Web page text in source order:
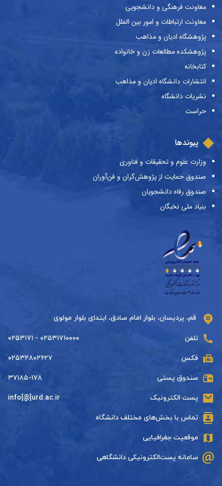
معاونت فرهنگی و دانشجویی
معاونت ارتباطات و امور بین الملل
پژوهشگاه ادیان و مذاهب
پژوهشکده مطالعات زن و خانواده
کتابخانه
انتشارات دانشگاه ادیان و مذاهب
نشریات دانشگاه
حراست
پیوندها
وزارت علوم و تحقیقات و فناوری
صندوق حمایت از پژوهش‌گران و فن‌آوران
صندوق رفاه دانشجویان
بنیاد ملی نخبگان
قم، پردیسان، بلوار امام صادق، ابتدای بلوار مولوی
تلفن ۰۲۵۳۱۷۱۰۰۰۰ - ۰۲۵۳۱۷۱
فکس ۰۲۵۳۲۸۰۲۶۲۷
صندوق پستی ۳۷۱۸۵-۱۷۸
پست الکترونیک info[@]urd.ac.ir
تماس با بخش‌های مختلف دانشگاه
موقعیت جغرافیایی
سامانه پست‌الکترونیکی دانشگاهی